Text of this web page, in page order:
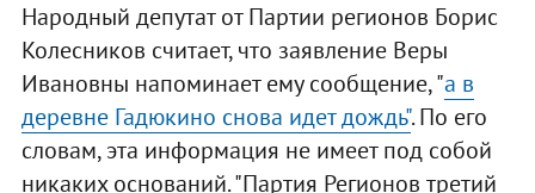
Народный депутат от Партии регионов Борис
Колесников считает, что заявление Веры
Ивановны напоминает ему сообщение, "а в
деревне Гадюкино снова идет дождь". По его
словам, эта информация не имеет под собой
никаких оснований. "Партия Регионов третий